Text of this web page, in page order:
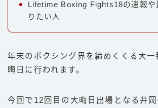
井上尚弥
平本蓮
Lifetime Boxing Fights18の速報や
りたい人
年末のボクシング界を締めくくる大一
晦日に行われます。
今回で12回目の大晦日出場となる井